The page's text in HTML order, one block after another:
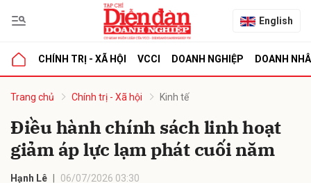
English
CHÍNH TRỊ - XÃ HỘI VCCI DOANH NGHIỆP DOANH
Trang chủ Chính trị - Xã hội Kinh tế
Điều hành chính sách linh hoạt
giảm áp lực lạm phát cuối năm
Hạnh Lê 06/07/2026 03:30
luận